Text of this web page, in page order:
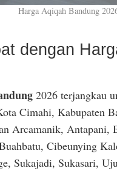
Harga Aqiqah Bandung
dengan
2026 terjangkau
Cimahi, Kabupaten
Arcamanik, Antapani,
Cibeunying
Sukajadi, Sukasari,